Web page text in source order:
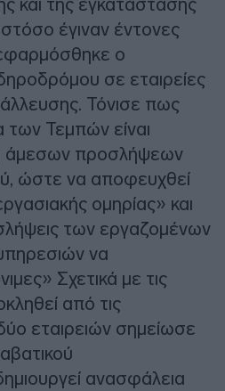
έγιναν έντονες
ο
σε εταιρείες
Τόνισε πως
των Τεμπών είναι
άμεσων προσλήψεων
ώστε να αποφευχθεί
ομηρίας» και
των εργαζομένων
να
Σχετικά με τις
από τις
εταιρειών σημείωσε
ανασφάλεια